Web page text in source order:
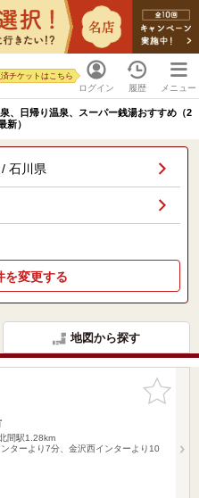
ログイン
済チケットはこちら
履歴 メニュー
、日帰り温泉、スーパー銭湯おすすめ（2
新）
石川県
を変更する
地図から探す
お気に入
りに追加
間駅1.28km
ターより7分、金沢西インターより10